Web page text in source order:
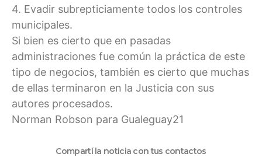
4. Evadir subrepticiamente todos los controles
municipales.
Si bien es cierto que en pasadas
administraciones fue común la práctica de este
tipo de negocios, también es cierto que muchas
de ellas terminaron en la Justicia con sus
autores procesados.
Norman Robson para Gualeguay21
Compartí la noticia con tus contactos